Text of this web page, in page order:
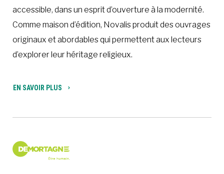
accessible, dans un esprit d’ouverture à la modernité.
Comme maison d’édition, Novalis produit des ouvrages
originaux et abordables qui permettent aux lecteurs
d’explorer leur héritage religieux.
EN SAVOIR PLUS